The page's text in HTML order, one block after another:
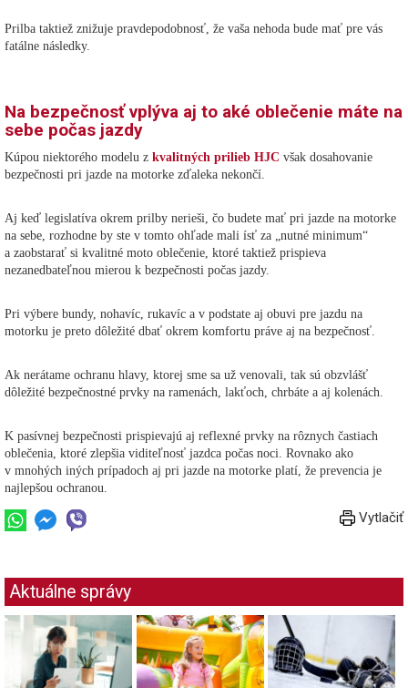
Prilba taktiež znižuje pravdepodobnosť, že vaša nehoda bude mať pre vás
fatálne následky.
Na bezpečnosť vplýva aj to aké oblečenie máte na
sebe počas jazdy
Kúpou niektorého modelu z kvalitných prilieb HJC však dosahovanie
bezpečnosti pri jazde na motorke zďaleka nekončí.
Aj keď legislatíva okrem prilby nerieši, čo budete mať pri jazde na motorke
na sebe, rozhodne by ste v tomto ohľade mali ísť za „nutné minimum“
a zaobstarať si kvalitné moto oblečenie, ktoré taktiež prispieva
nezanedbateľnou mierou k bezpečnosti počas jazdy.
Pri výbere bundy, nohavíc, rukavíc a v podstate aj obuvi pre jazdu na
motorku je preto dôležité dbať okrem komfortu práve aj na bezpečnosť.
Ak nerátame ochranu hlavy, ktorej sme sa už venovali, tak sú obzvlášť
dôležité bezpečnostné prvky na ramenách, lakťoch, chrbáte a aj kolenách.
K pasívnej bezpečnosti prispievajú aj reflexné prvky na rôznych častiach
oblečenia, ktoré zlepšia viditeľnosť jazdca počas noci. Rovnako ako
v mnohých iných prípadoch aj pri jazde na motorke platí, že prevencia je
najlepšou ochranou.
Vytlačiť
Aktuálne správy